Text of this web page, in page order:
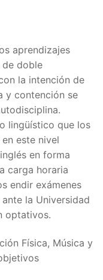
aprendizajes
doble
la intención de
y contención se
lingüístico que los
este nivel
en forma
carga horaria
endir exámenes
la Universidad
optativos.
Física, Música y